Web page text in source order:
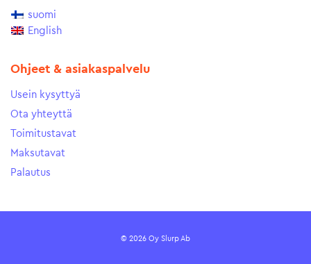
suomi
English
Ohjeet & asiakaspalvelu
Usein kysyttyä
Ota yhteyttä
Toimitustavat
Maksutavat
Palautus
© 2026 Oy Slurp Ab